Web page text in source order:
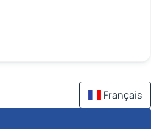
Français